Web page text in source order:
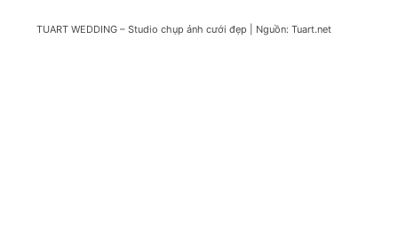
TUART WEDDING – Studio chụp ảnh cưới đẹp | Nguồn: Tuart.net